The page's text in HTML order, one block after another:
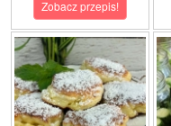
Zobacz przepis!